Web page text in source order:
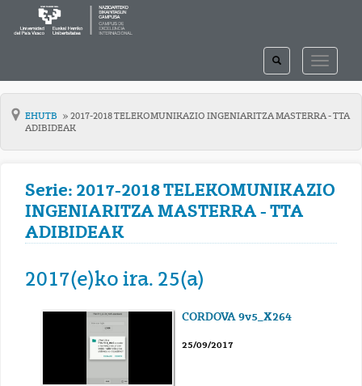
TOGGLE
TOGGLE
SEARCH
EHUTB
2017-2018 TELEKOMUNIKAZIO INGENIARITZA MASTERRA - TTA
ADIBIDEAK
Serie: 2017-2018 TELEKOMUNIKAZIO
INGENIARITZA MASTERRA - TTA
ADIBIDEAK
2017(e)ko ira. 25(a)
CORDOVA 9v5_X264
25/09/2017